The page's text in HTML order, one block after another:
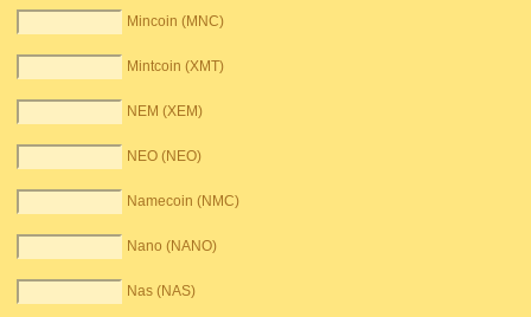
Mincoin (MNC)
Mintcoin (XMT)
NEM (XEM)
NEO (NEO)
Namecoin (NMC)
Nano (NANO)
Nas (NAS)